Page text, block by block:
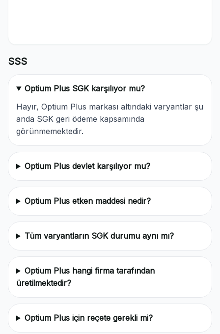
SSS
Optium Plus SGK karşılıyor mu?
Hayır, Optium Plus markası altındaki varyantlar şu
anda SGK geri ödeme kapsamında
görünmemektedir.
Optium Plus devlet karşılıyor mu?
Optium Plus etken maddesi nedir?
Tüm varyantların SGK durumu aynı mı?
Optium Plus hangi firma tarafından
üretilmektedir?
Optium Plus için reçete gerekli mi?